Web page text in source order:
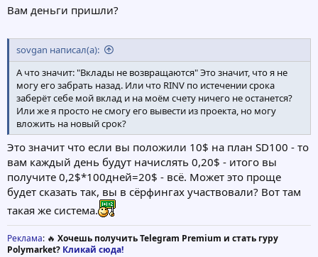
Вам деньги пришли?
sovgan написал(а):
А что значит: "Вклады не возвращаются" Это значит, что я не
могу его забрать назад. Или что RINV по истечении срока
заберёт себе мой вклад и на моём счету ничего не останется?
Или же я просто не смогу его вывести из проекта, но могу
вложить на новый срок?
Это значит что если вы положили 10$ на план SD100 - то
вам каждый день будут начислять 0,20$ - итого вы
получите 0,2$*100дней=20$ - всё. Может это проще
будет сказать так, вы в сёрфингах участвовали? Вот там
такая же система.
Реклама: 🔥 Хочешь получить Telegram Premium и стать гуру
Polymarket? Кликай сюда!